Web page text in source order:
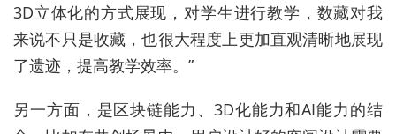
3D立体化的方式展现，对学生进行教学，数藏对我
来说不只是收藏，也很大程度上更加直观清晰地展现
了遗迹，提高教学效率。”
另一方面，是区块链能力、3D化能力和AI能力的结